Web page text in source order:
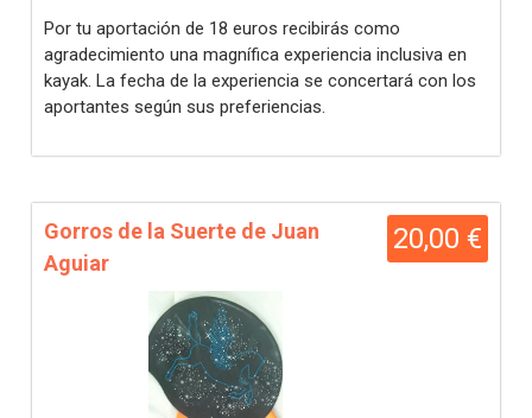
Por tu aportación de 18 euros recibirás como
agradecimiento una magnífica experiencia inclusiva en
kayak. La fecha de la experiencia se concertará con los
aportantes según sus preferiencias.
20,00 €
Gorros de la Suerte de Juan
Aguiar